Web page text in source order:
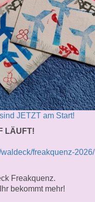
JETZT am Start!
LÄUFT!
freakquenz-2026/
Freakquenz.
bekommt mehr!